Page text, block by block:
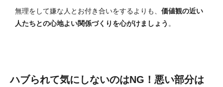
無理をして嫌な人とお付き合いをするよりも、 価値観の近い
人たちとの心地よい関係づくりを心がけましょう 。
ハブられて気にしないのはNG！悪い部分は